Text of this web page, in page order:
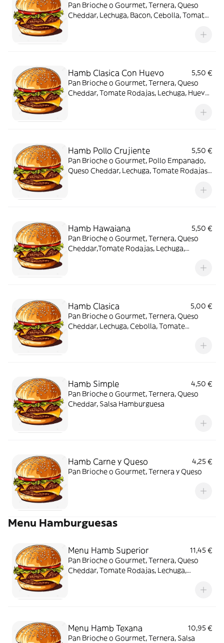
Pan Brioche o Gourmet, Ternera, Queso
Cheddar, Lechuga, Bacon, Cebolla, Tomate
Hamb Clasica Con Huevo
5,50 €
Pan Brioche o Gourmet, Ternera, Queso
Cheddar, Tomate Rodajas, Lechuga, Huevo
Hamb Pollo Crujiente
5,50 €
Pan Brioche o Gourmet, Pollo Empanado,
Queso Cheddar, Lechuga, Tomate Rodajas,
Hamb Hawaiana
5,50 €
Pan Brioche o Gourmet, Ternera, Queso
Cheddar,Tomate Rodajas, Lechuga,
Hamb Clasica
5,00 €
Pan Brioche o Gourmet, Ternera, Queso
Cheddar, Lechuga, Cebolla, Tomate
Hamb Simple
4,50 €
Pan Brioche o Gourmet, Ternera, Queso
Cheddar, Salsa Hamburguesa
Hamb Carne y Queso
4,25 €
Pan Brioche o Gourmet, Ternera y Queso
Menu Hamburguesas
Menu Hamb Superior
11,45 €
Pan Brioche o Gourmet, Ternera, Queso
Cheddar, Tomate Rodajas, Lechuga,
Serrano, Huevo Plancha, Patatas y Bebida
Menu Hamb Texana
10,95 €
Pan Brioche o Gourmet, Ternera, Salsa